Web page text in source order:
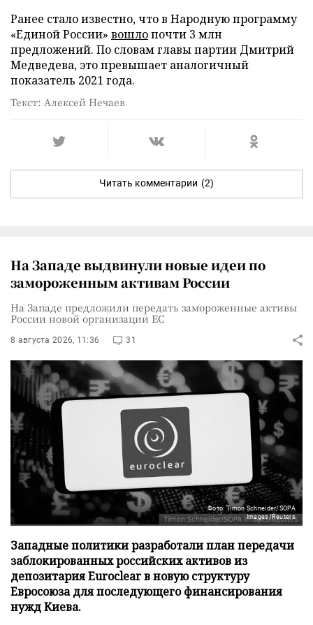
Ранее стало известно, что в Народную программу
«Единой России» вошлопочти 3 млн
предложений. По словам главы партии Дмитрий
Медведева, это превышает аналогичный
показатель 2021 года.
Текст: Алексей Нечаев
Читать комментарии (2)
На Западе выдвинули новые идеи по
замороженным активам России
На Западе предложили передать замороженные активы
России новой организации ЕС
8 августа 2026, 11:36 31
Фото: Timon Schneider/SOPA
Images/Reuters
Западные политики разработали план передачи
заблокированных российских активов из
депозитария Euroclear в новую структуру
Евросоюза для последующего финансирования
нужд Киева.